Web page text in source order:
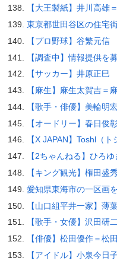
【大王製紙】井川高雄
東京都世田谷区の住宅
【プロ野球】谷繁元信
【調査中】情報提供を
【サッカー】井原正巳
【麻生】麻生太賀吉＝
【歌手・俳優】美輪明
【オードリー】春日俊
【X JAPAN】Toshl（ト
【2ちゃんねる】ひろゆ
【キング観光】権田盛秀
愛知県東海市の一区画
【山口組平井一家】薄
【歌手・女優】沢田研
【俳優】松田優作＝松
【アイドル】小泉今日